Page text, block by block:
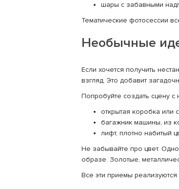
шары с забавными
Тематические фотосессии
Необычные
Если хочется получить
взгляд. Это добавит
Попробуйте создать сцену
открытая коробка или
багажник машины, из
лифт, плотно набитый
Не забывайте про цвет.
образе. Золотые,
Все эти приемы